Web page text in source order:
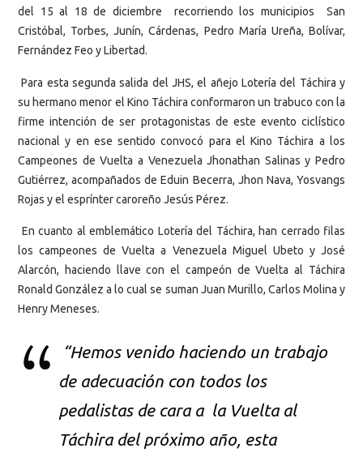
del 15 al 18 de diciembre recorriendo los municipios San
Cristóbal, Torbes, Junín, Cárdenas, Pedro María Ureña, Bolívar,
Fernández Feo y Libertad.
Para esta segunda salida del JHS, el añejo Lotería del Táchira y
su hermano menor el Kino Táchira conformaron un trabuco con la
firme intención de ser protagonistas de este evento ciclístico
nacional y en ese sentido convocó para el Kino Táchira a los
Campeones de Vuelta a Venezuela Jhonathan Salinas y Pedro
Gutiérrez, acompañados de Eduin Becerra, Jhon Nava, Yosvangs
Rojas y el esprínter caroreño Jesús Pérez.
En cuanto al emblemático Lotería del Táchira, han cerrado filas
los campeones de Vuelta a Venezuela Miguel Ubeto y José
Alarcón, haciendo llave con el campeón de Vuelta al Táchira
Ronald González a lo cual se suman Juan Murillo, Carlos Molina y
Henry Meneses.
“Hemos venido haciendo un trabajo
de adecuación con todos los
pedalistas de cara a la Vuelta al
Táchira del próximo año, esta